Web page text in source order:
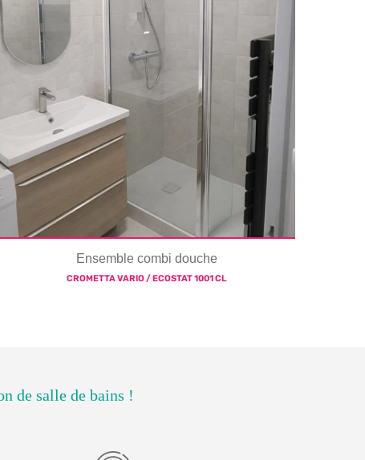
Ensemble combi douche
CROMETTA VARIO / ECOSTAT 1001 CL
de salle de bains !